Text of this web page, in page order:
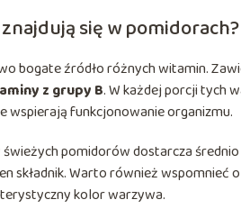
się w pomidorach?
bogate źródło różnych witamin.
z grupy B. W każdej porcji tych
wspierają funkcjonowanie organizmu.
pomidorów dostarcza średnio
składnik. Warto również wspomnieć
kolor warzywa.